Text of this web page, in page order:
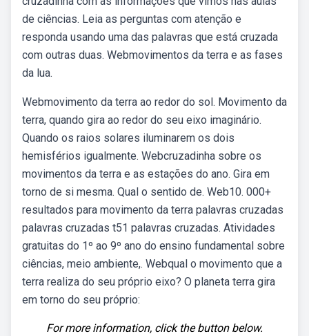
de ciências. Leia as perguntas com atenção e
responda usando uma das palavras que está cruzada
com outras duas. Webmovimentos da terra e as fases
da lua.
Webmovimento da terra ao redor do sol. Movimento da
terra, quando gira ao redor do seu eixo imaginário.
Quando os raios solares iluminarem os dois
hemisférios igualmente. Webcruzadinha sobre os
movimentos da terra e as estações do ano. Gira em
torno de si mesma. Qual o sentido de. Web10. 000+
resultados para movimento da terra palavras cruzadas
palavras cruzadas t51 palavras cruzadas. Atividades
gratuitas do 1º ao 9º ano do ensino fundamental sobre
ciências, meio ambiente,. Webqual o movimento que a
terra realiza do seu próprio eixo? O planeta terra gira
em torno do seu próprio:
For more information, click the button below.